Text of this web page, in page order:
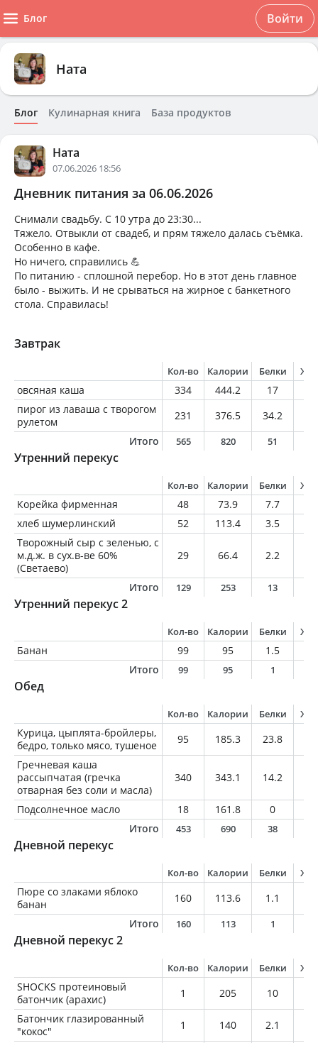
Блог Войти
Ната
Блог Кулинарная книга База продуктов
Ната
07.06.2026 18:56
Дневник питания за 06.06.2026
Снимали свадьбу. С 10 утра до 23:30...
Тяжело. Отвыкли от свадеб, и прям тяжело далась съёмка.
Особенно в кафе.
Но ничего, справились 💪
По питанию - сплошной перебор. Но в этот день главное
было - выжить. И не срываться на жирное с банкетного
стола. Справилась!
Завтрак
Кол-во Калории Белки
овсяная каша 334 444.2 17
пирог из лаваша с творогом
рулетом
231 376.5 34.2
Итого
565 820 51
Утренний перекус
Кол-во Калории Белки
Корейка фирменная 48 73.9 7.7
хлеб шумерлинский
52 113.4 3.5
Творожный сыр с зеленью, с
м.д.ж. в сух.в-ве 60%
(Светаево)
29 66.4 2.2
Итого 129 253 13
Утренний перекус 2
Кол-во Калории Белки
Банан 99 95 1.5
Итого
99 95 1
Обед
Кол-во Калории Белки
Курица, цыплята-бройлеры,
бедро, только мясо, тушеное
95 185.3 23.8
Гречневая каша
рассыпчатая (гречка
отварная без соли и масла)
340 343.1 14.2
Подсолнечное масло 18 161.8 0
Итого
453 690 38
Дневной перекус
Кол-во Калории Белки
Пюре со злаками яблоко
банан
160 113.6 1.1
Итого
160 113 1
Дневной перекус 2
Кол-во Калории Белки
SHOCKS протеиновый
батончик (арахис)
1 205 10
Батончик глазированный
"кокос"
1 140 2.1